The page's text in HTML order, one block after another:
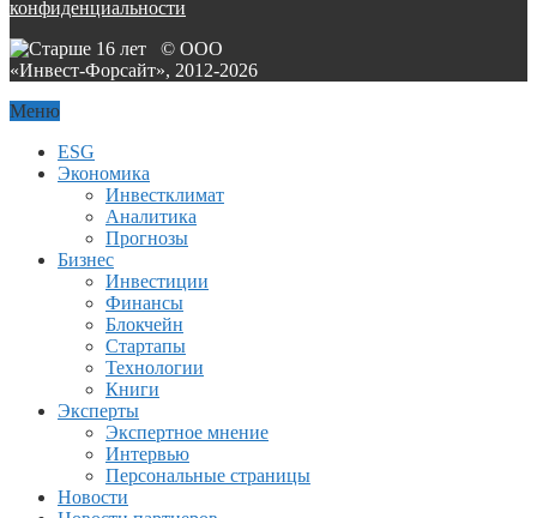
конфиденциальности
© ООО
«Инвест-Форсайт», 2012-2026
Меню
ESG
Экономика
Инвестклимат
Аналитика
Прогнозы
Бизнес
Инвестиции
Финансы
Блокчейн
Стартапы
Технологии
Книги
Эксперты
Экспертное мнение
Интервью
Персональные страницы
Новости